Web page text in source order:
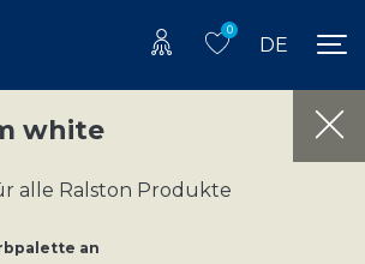
0
DE
white
alle Ralston Produkte
an